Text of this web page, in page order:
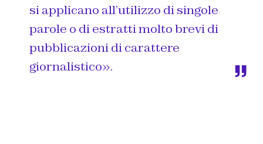
si applicano all’utilizzo di singole
parole o di estratti molto brevi di
pubblicazioni di carattere
giornalistico».